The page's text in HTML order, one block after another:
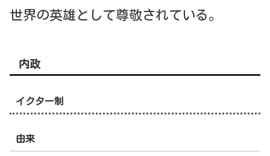
世界の英雄として尊敬されている。
内政
イクター制
由来